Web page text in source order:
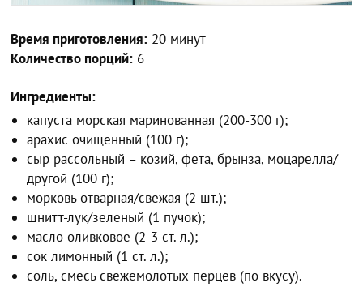
Время приготовления: 20 минут
Количество порций: 6
Ингредиенты:
капуста морская маринованная (200-300 г);
арахис очищенный (100 г);
сыр рассольный – козий, фета, брынза, моцарелла/
другой (100 г);
морковь отварная/свежая (2 шт.);
шнитт-лук/зеленый (1 пучок);
масло оливковое (2-3 ст. л.);
сок лимонный (1 ст. л.);
соль, смесь свежемолотых перцев (по вкусу).